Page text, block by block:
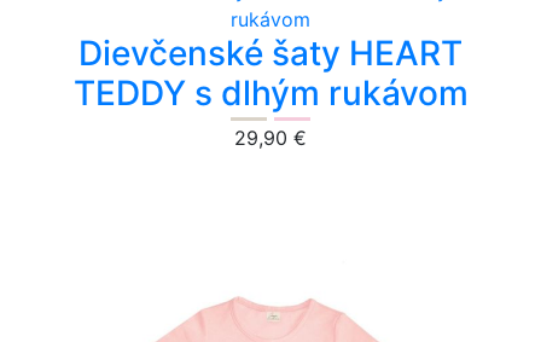
Dievčenské šaty HEART
TEDDY s dlhým rukávom
29,90 €